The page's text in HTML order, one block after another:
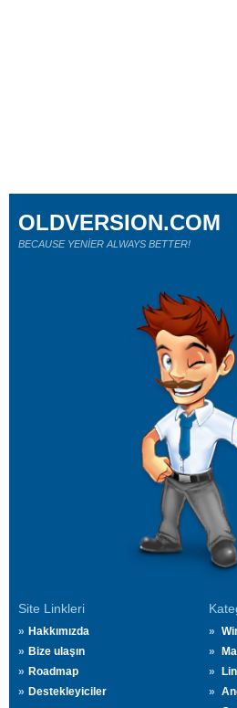
Site Linkleri
Hakkımızda
Bize ulaşın
Roadmap
Destekleyiciler
OLDVERSION.COM
BECAUSE YENİER ALWAYS BETTER!